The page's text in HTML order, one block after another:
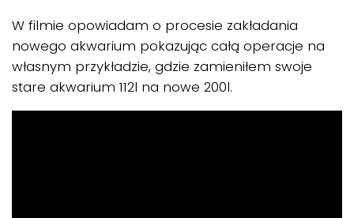
W filmie opowiadam o procesie zakładania
nowego akwarium pokazując całą operacje na
własnym przykładzie, gdzie zamieniłem swoje
stare akwarium 112l na nowe 200l.